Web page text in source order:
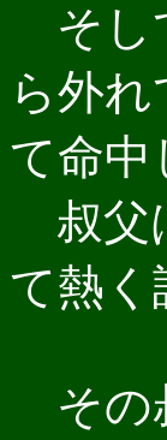
そし
ら外
て命中
叔父
て熱く
その